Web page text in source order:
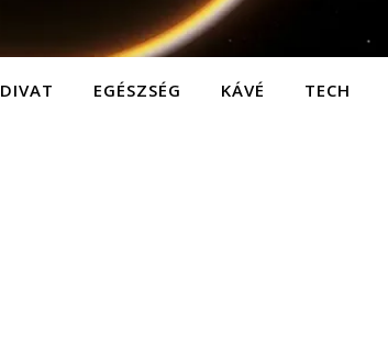
DIVAT EGÉSZSÉG KÁVÉ TECH